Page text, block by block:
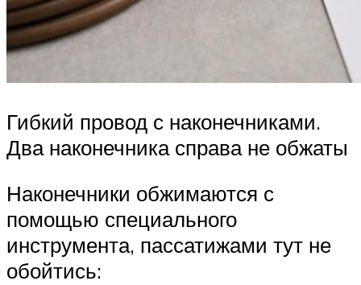
Гибкий провод с наконечниками.
Два наконечника справа не обжаты
Наконечники обжимаются с
помощью специального
инструмента, пассатижами тут не
обойтись: